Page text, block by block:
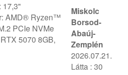
17,3"
AMD® Ryzen™
PCIe NVMe
5070 8GB,
Miskolc
Borsod-
Abaúj-
Zemplén
2026.07.21.
Látta : 30